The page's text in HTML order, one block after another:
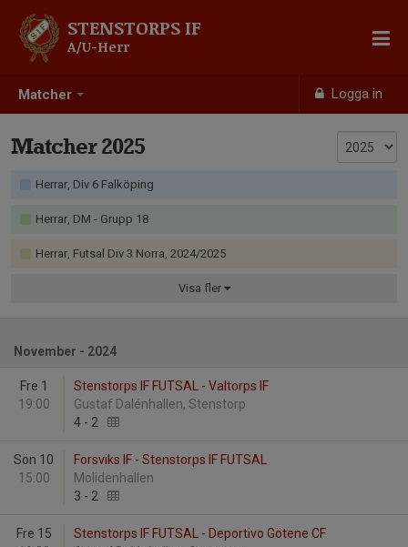
Matcher Logga in
STENSTORPS IF
A/U-Herr
Matcher 2025
Herrar, Div 6 Falköping
Herrar, DM - Grupp 18
Herrar, Futsal Div 3 Norra, 2024/2025
Visa fler
November - 2024
Fre 1
19:00
Stenstorps IF FUTSAL - Valtorps IF
Gustaf Dalénhallen, Stenstorp
4 - 2
Sön 10
15:00
Forsviks IF - Stenstorps IF FUTSAL
Molidenhallen
3 - 2
Fre 15
Stenstorps IF FUTSAL - Deportivo Götene CF